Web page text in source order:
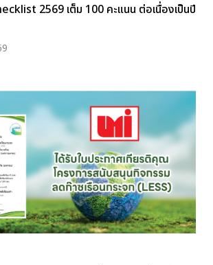
2569 เต็ม 100 คะแนน ต่อเนื่องเป็นปี